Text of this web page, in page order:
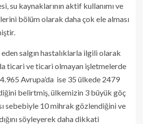
su kaynaklarının aktif kullanımı ve
bölüm olarak daha çok ele alması
salgın hastalıklarla ilgili olarak
ticari ve ticari olmayan işletmelerde
Avrupa’da ise 35 ülkede 2479
belirtmiş, ülkemizin 3 büyük göç
sebebiyle 10 mihrak gözlendiğini ve
söyleyerek daha dikkati